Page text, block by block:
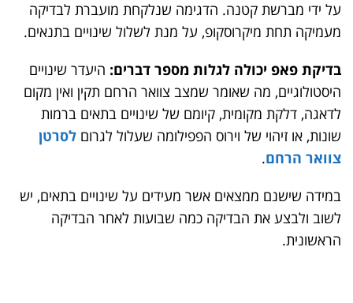
על ידי מברשת קטנה. הדגימה שנלקחת מועברת לבדיקה
מעמיקה תחת מיקרוסקופ, על מנת לשלול שינויים בתנאים.
בדיקת פאפ יכולה לגלות מספר דברים: היעדר שינויים
היסטולוגיים, מה שאומר שמצב צוואר הרחם תקין ואין מקום
לדאגה, דלקת מקומית, קיומם של שינויים בתאים ברמות
שונות, או זיהוי של וירוס הפפילומה שעלול לגרום לסרטן
צוואר הרחם.
במידה שישנם ממצאים אשר מעידים על שינויים בתאים, יש
לשוב ולבצע את הבדיקה כמה שבועות לאחר הבדיקה
הראשונית.